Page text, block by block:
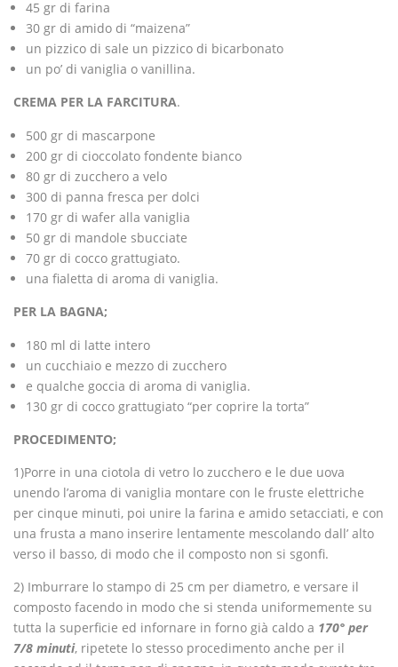
45 gr di farina
30 gr di amido di “maizena”
un pizzico di sale un pizzico di bicarbonato
un po’ di vaniglia o vanillina.
CREMA PER LA FARCITURA.
500 gr di mascarpone
200 gr di cioccolato fondente bianco
80 gr di zucchero a velo
300 di panna fresca per dolci
170 gr di wafer alla vaniglia
50 gr di mandole sbucciate
70 gr di cocco grattugiato.
una fialetta di aroma di vaniglia.
PER LA BAGNA;
180 ml di latte intero
un cucchiaio e mezzo di zucchero
e qualche goccia di aroma di vaniglia.
130 gr di cocco grattugiato “per coprire la torta”
PROCEDIMENTO;
1)Porre in una ciotola di vetro lo zucchero e le due uova
unendo l’aroma di vaniglia montare con le fruste elettriche
per cinque minuti, poi unire la farina e amido setacciati, e con
una frusta a mano inserire lentamente mescolando dall’ alto
verso il basso, di modo che il composto non si sgonfi.
2) Imburrare lo stampo di 25 cm per diametro, e versare il
composto facendo in modo che si stenda uniformemente su
tutta la superficie ed infornare in forno già caldo a 170° per
7/8 minuti, ripetete lo stesso procedimento anche per il